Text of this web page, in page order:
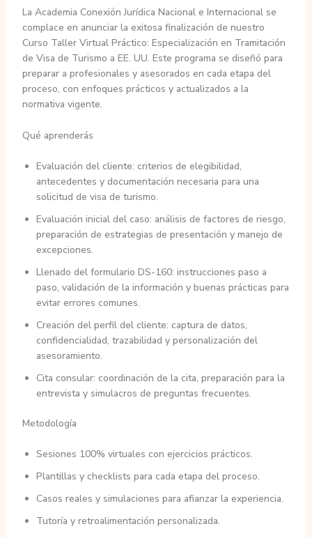
La Academia Conexión Jurídica Nacional e Internacional se
complace en anunciar la exitosa finalización de nuestro
Curso Taller Virtual Práctico: Especialización en Tramitación
de Visa de Turismo a EE. UU. Este programa se diseñó para
preparar a profesionales y asesorados en cada etapa del
proceso, con enfoques prácticos y actualizados a la
normativa vigente.
Qué aprenderás
Evaluación del cliente: criterios de elegibilidad,
antecedentes y documentación necesaria para una
solicitud de visa de turismo.
Evaluación inicial del caso: análisis de factores de riesgo,
preparación de estrategias de presentación y manejo de
excepciones.
Llenado del formulario DS-160: instrucciones paso a
paso, validación de la información y buenas prácticas para
evitar errores comunes.
Creación del perfil del cliente: captura de datos,
confidencialidad, trazabilidad y personalización del
asesoramiento.
Cita consular: coordinación de la cita, preparación para la
entrevista y simulacros de preguntas frecuentes.
Metodología
Sesiones 100% virtuales con ejercicios prácticos.
Plantillas y checklists para cada etapa del proceso.
Casos reales y simulaciones para afianzar la experiencia.
Tutoría y retroalimentación personalizada.